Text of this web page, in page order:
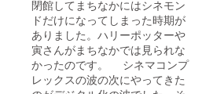
閉館してまちなかにはシネモン
ドだけになってしまった時期が
ありました。ハリーポッターや
寅さんがまちなかでは見られな
かったのです。 シネマコンプ
レックスの波の次にやってきた